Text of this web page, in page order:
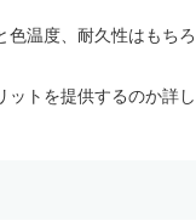
温度、耐久性はもち
トを提供するのか詳し